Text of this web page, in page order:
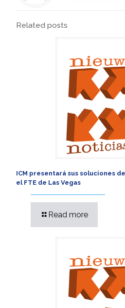
Related posts
ICM presentará sus soluciones
el FTE de Las Vegas
Read more